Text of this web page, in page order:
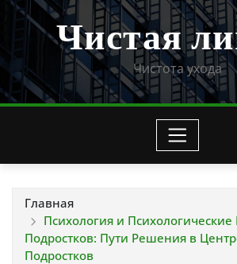
Чистая
Чистота ухода
Главная
Психология и
Подростков: Пути Решения в
Подростков